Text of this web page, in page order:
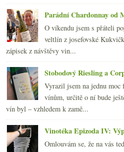
Parádní Chardonnay od
O víkendu jsem s přáteli
veltlín z josefovské
zápisek z návštěvy vin...
Stobodový Riesling a
Vyrazil jsem na jednu moc
vínům, určitě o ní bude
vín byl – vzhledem k zamě...
Vinotéka Epizoda IV:
Omlouvám se, že na vás